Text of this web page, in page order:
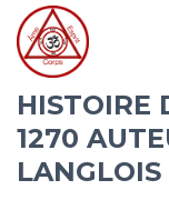
HISTOIRE
1270
LANGLOIS